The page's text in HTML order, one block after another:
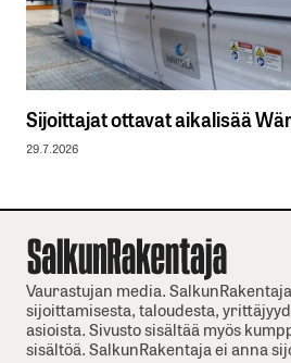
Sijoittajat ottavat aikalisää
29.7.2026
Vaurastujan media.
sijoittamisesta, taloudesta,
asioista. Sivusto sisältää myös
sisältöä. SalkunRakentaja ei anna